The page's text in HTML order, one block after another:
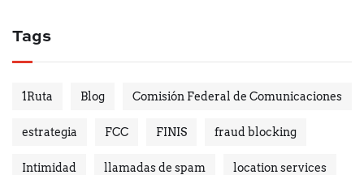
Tags
1Ruta Blog Comisión Federal de Comunicaciones
estrategia FCC FINIS fraud blocking
Intimidad llamadas de spam location services